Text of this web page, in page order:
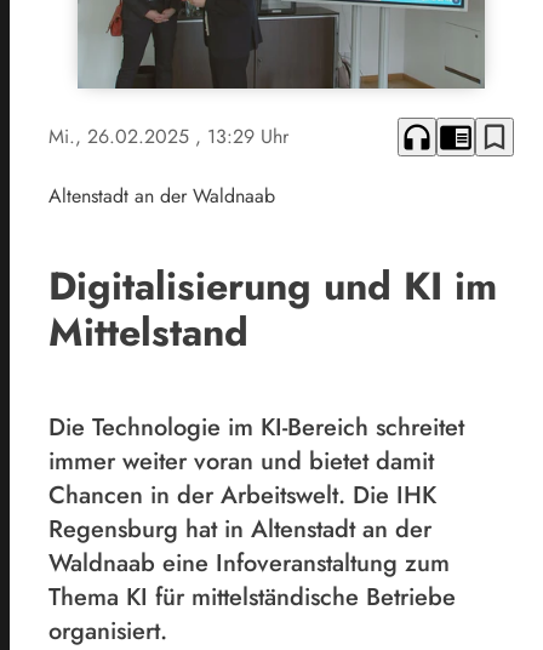
Mi., 26.02.2025 , 13:29 Uhr headphones chrome_reader_mode bookmark_border
Altenstadt an der Waldnaab
Digitalisierung und KI im
Mittelstand
Die Technologie im KI-Bereich schreitet
immer weiter voran und bietet damit
Chancen in der Arbeitswelt. Die IHK
Regensburg hat in Altenstadt an der
Waldnaab eine Infoveranstaltung zum
Thema KI für mittelständische Betriebe
organisiert.